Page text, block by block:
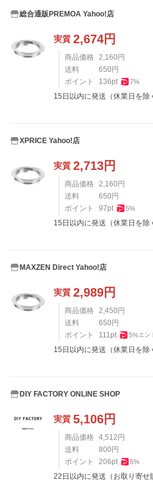
総合通販PREMOA Yahoo!店
実質 2,674円
商品価格 2,160 円
送料
650 円
ポイント
136pt 7%
15日以内に発送（休業日を除
XPRICE Yahoo!店
実質 2,713円
商品価格 2,160 円
送料
650 円
ポイント
97pt 5%
15日以内に発送（休業日を除
MAXZEN Direct Yahoo!店
実質 2,989円
商品価格 2,450 円
送料
650 円
ポイント
111pt 5%エン
15日以内に発送（休業日を除
DIY FACTORY ONLINE SHOP
実質 5,106円
商品価格 4,512 円
送料
800 円
ポイント
206pt 5%
22日以内に発送（お取り寄せ